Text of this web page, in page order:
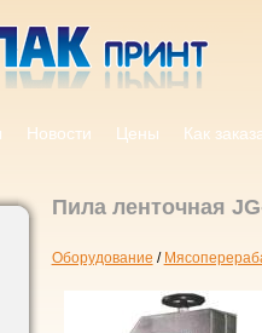
Новости Цены Как
Пила ленточная
Оборудование /